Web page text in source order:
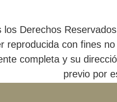
los Derechos
reproducida con fines
completa y su
previo por